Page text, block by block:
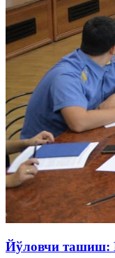
Йўловчи ташиш: